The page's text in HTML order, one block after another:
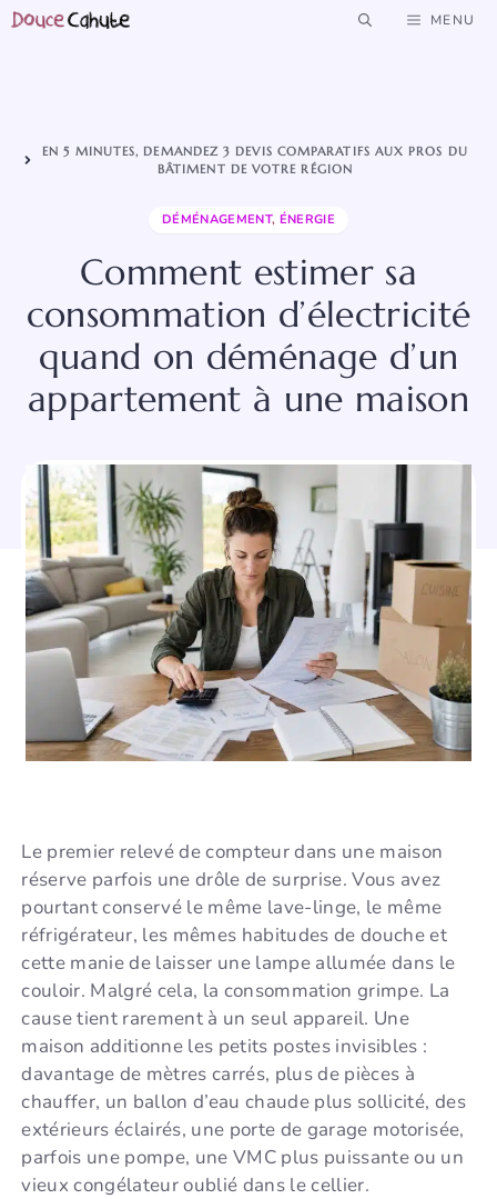
Aller
MENU
EN 5 MINUTES, DEMANDEZ 3 DEVIS COMPARATIFS AUX PROS DU
BÂTIMENT DE VOTRE RÉGION
DÉMÉNAGEMENT, ÉNERGIE
Comment estimer sa
consommation d’électricité
quand on déménage d’un
appartement à une maison
Le premier relevé de compteur dans une maison
réserve parfois une drôle de surprise. Vous avez
pourtant conservé le même lave-linge, le même
réfrigérateur, les mêmes habitudes de douche et
cette manie de laisser une lampe allumée dans le
couloir. Malgré cela, la consommation grimpe. La
cause tient rarement à un seul appareil. Une
maison additionne les petits postes invisibles :
davantage de mètres carrés, plus de pièces à
chauffer, un ballon d’eau chaude plus sollicité, des
extérieurs éclairés, une porte de garage motorisée,
parfois une pompe, une VMC plus puissante ou un
vieux congélateur oublié dans le cellier.